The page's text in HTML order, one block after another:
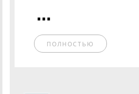
...
ПОЛНОСТЬЮ